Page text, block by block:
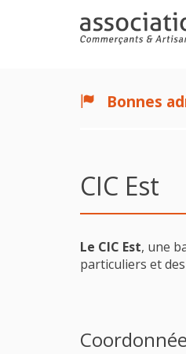
Bonnes
CIC Est
Le CIC Est, une
particuliers et